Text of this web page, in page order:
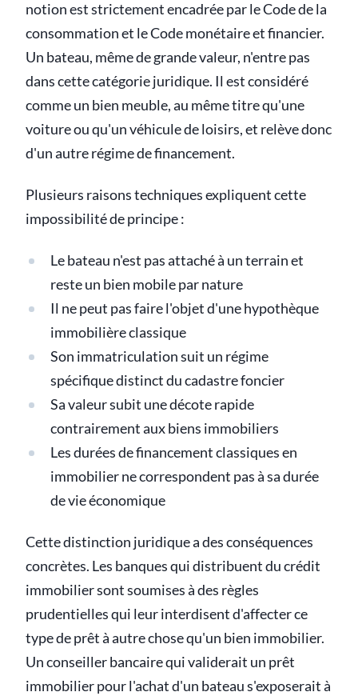
notion est strictement encadrée par le Code de la
consommation et le Code monétaire et financier.
Un bateau, même de grande valeur, n'entre pas
dans cette catégorie juridique. Il est considéré
comme un bien meuble, au même titre qu'une
voiture ou qu'un véhicule de loisirs, et relève donc
d'un autre régime de financement.
Plusieurs raisons techniques expliquent cette
impossibilité de principe :
Le bateau n'est pas attaché à un terrain et
reste un bien mobile par nature
Il ne peut pas faire l'objet d'une hypothèque
immobilière classique
Son immatriculation suit un régime
spécifique distinct du cadastre foncier
Sa valeur subit une décote rapide
contrairement aux biens immobiliers
Les durées de financement classiques en
immobilier ne correspondent pas à sa durée
de vie économique
Cette distinction juridique a des conséquences
concrètes. Les banques qui distribuent du crédit
immobilier sont soumises à des règles
prudentielles qui leur interdisent d'affecter ce
type de prêt à autre chose qu'un bien immobilier.
Un conseiller bancaire qui validerait un prêt
immobilier pour l'achat d'un bateau s'exposerait à